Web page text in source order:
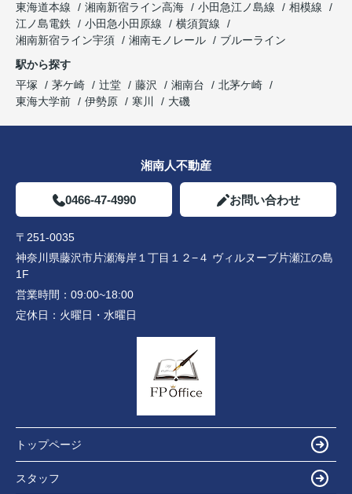
東海道本線
湘南新宿ライン高海 小田急江ノ島線
相模線
江ノ島電鉄
小田急小田原線
横須賀線
湘南新宿ライン宇須
湘南モノレール
ブルーライン
駅から探す
平塚
茅ケ崎 辻堂 藤沢 湘南台
北茅ケ崎
東海大学前
伊勢原 寒川 大磯
湘南人不動産
0466-47-4990 お問い合わせ
〒251-0035
神奈川県藤沢市片瀬海岸１丁目１２−４ ヴィルヌーブ片瀬江の島
1F
営業時間： 09:00~18:00
定休日： 火曜日・水曜日
トップページ
スタッフ